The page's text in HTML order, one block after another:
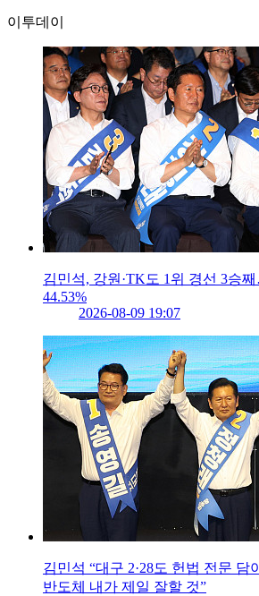
이투데이
김민석, 강원·TK도 1위 경선 3승
44.53%
2026-08-09 19:07
김민석 “대구 2·28도 헌법 전문
반도체 내가 제일 잘할 것”